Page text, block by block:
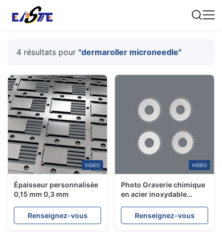
4 résultats pour "dermaroller microneedle"
VIDEO
Épaisseur personnalisée
0,15 mm 0,3 mm
Renseignez-vous
VIDEO
Photo Graverie chimique
en acier inoxydable
Microneedle Pour la
beauté
Renseignez-vous